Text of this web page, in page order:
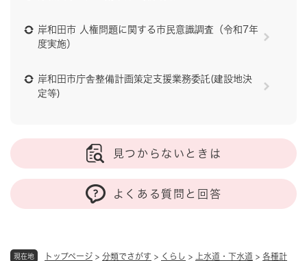
現在地 トップページ > 分類でさがす > くらし > 上水道・下水道 > 各種計
岸和田市 人権問題に関する市民意識調査（令和7年
度実施）
岸和田市庁舎整備計画策定支援業務委託(建設地決
定等)
見つからないときは
よくある質問と回答